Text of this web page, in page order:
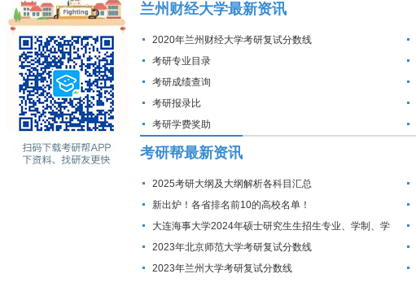
兰州财经大学最新资讯
2020年兰州财经大学考研复试分数线
考研专业目录
考研成绩查询
考研报录比
考研学费奖助
考研帮最新资讯
2025考研大纲及大纲解析各科目汇总
新出炉！各省排名前10的高校名单！
大连海事大学2024年硕士研究生生招生专业、学制、学
费标准及拟招生人数
2023年北京师范大学考研复试分数线
2023年兰州大学考研复试分数线